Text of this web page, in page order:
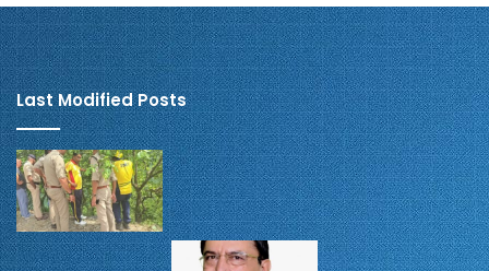
Last Modified Posts